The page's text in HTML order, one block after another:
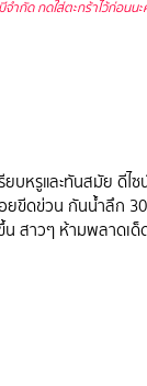
ำกัด กดใส่ตะกร้าไว้ก่อนนะ
บหรูและทันสมัย ดีไ
ดข่วน กันน้ำลึก 30
สาวๆ ห้ามพลาดเด็